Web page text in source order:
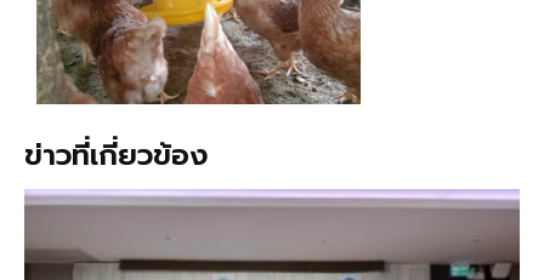
ข่าวที่เกี่ยวข้อง